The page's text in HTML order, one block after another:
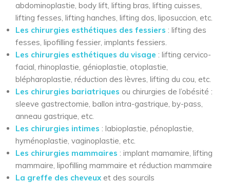
abdominoplastie, body lift, lifting bras, lifting cuisses,
lifting fesses, lifting hanches, lifting dos, liposuccion, etc.
Les chirurgies esthétiques des fessiers : lifting des
fesses, lipofilling fessier, implants fessiers.
Les chirurgies esthétiques du visage : lifting cervico-
facial, rhinoplastie, génioplastie, otoplastie,
blépharoplastie, réduction des lèvres, lifting du cou, etc.
Les chirurgies bariatriques ou chirurgies de l’obésité :
sleeve gastrectomie, ballon intra-gastrique, by-pass,
anneau gastrique, etc.
Les chirurgies intimes : labioplastie, pénoplastie,
hyménoplastie, vaginoplastie, etc.
Les chirurgies mammaires : implant mamamire, lifting
mammaire, lipofilling mammaire et réduction mammaire
La greffe des cheveux et des sourcils